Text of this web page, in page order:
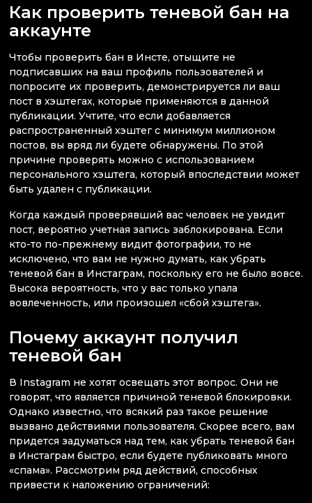
Как проверить теневой бан на
аккаунте
Чтобы проверить бан в Инсте, отыщите не
подписавших на ваш профиль пользователей и
попросите их проверить, демонстрируется ли ваш
пост в хэштегах, которые применяются в данной
публикации. Учтите, что если добавляется
распространенный хэштег с минимум миллионом
постов, вы вряд ли будете обнаружены. По этой
причине проверять можно с использованием
персонального хэштега, который впоследствии может
быть удален с публикации.
Когда каждый проверявший вас человек не увидит
пост, вероятно учетная запись заблокирована. Если
кто-то по-прежнему видит фотографии, то не
исключено, что вам не нужно думать, как убрать
теневой бан в Инстаграм, поскольку его не было вовсе.
Высока вероятность, что у вас только упала
вовлеченность, или произошел «сбой хэштега».
Почему аккаунт получил
теневой бан
В Instagram не хотят освещать этот вопрос. Они не
говорят, что является причиной теневой блокировки.
Однако известно, что всякий раз такое решение
вызвано действиями пользователя. Скорее всего, вам
придется задуматься над тем, как убрать теневой бан
в Инстаграм быстро, если будете публиковать много
«спама». Рассмотрим ряд действий, способных
привести к наложению ограничений: